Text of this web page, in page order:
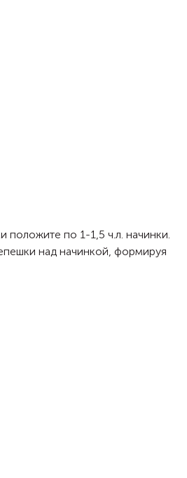
положите по 1-1,5 ч.л. начинки.
над начинкой, формируя